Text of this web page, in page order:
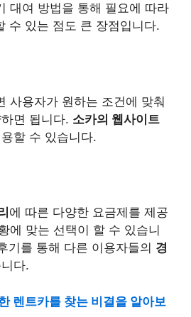
대여 방법을 통해 필요에 따라
수 있는 점도 큰 장점입니다.
사용자가 원하는 조건에 맞춰
면 됩니다. 소카의 웹사이트
할 수 있습니다.
에 따른 다양한 요금제를 제공
에 맞는 선택이 할 수 있습니
기를 통해 다른 이용자들의 경
다.
렌트카를 찾는 비결을 알아보